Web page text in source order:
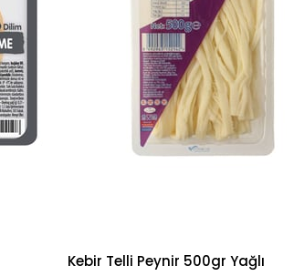
Kebir Telli Peynir 500gr Yağlı